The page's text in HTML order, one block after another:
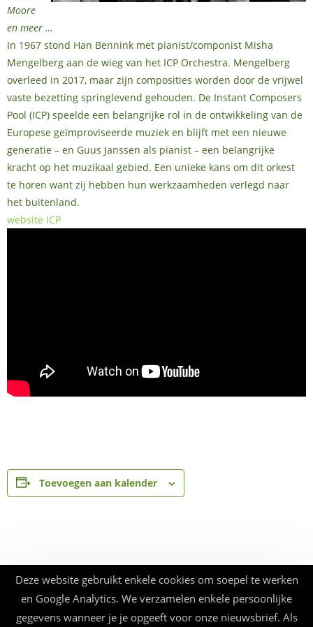
Moore
en meer …
In 1967 stond Han Bennink met pianist/componist Misha
Mengelberg aan de wieg van het ICP Orchestra. Mengelberg
overleed in 2017, maar zijn composities worden door de vrijwel
vaste bezetting springlevend gehouden. De Instant Composers
Pool (ICP) speelde een belangrijke rol in de ontwikkeling van de
Europese geïmproviseerde muziek en blijft met een nieuwe
generatie – en Guus Janssen als pianist – een belangrijke
kracht op het muzikaal gebied. Een unieke kans om dit orkest
te horen want zij hebben hun werkzaamheden verlegd naar
het buitenland.
website ICP
Toevoegen aan kalender
Deze website gebruikt enkele cookies om soepel te werken
en Google Analytics. We verzamelen enkele persoonlijke
gegevens wanneer je je opgeeft voor onze nieuwsbrief. Als